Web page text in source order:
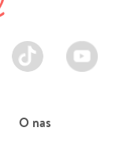
TikTok Youtube
O nas